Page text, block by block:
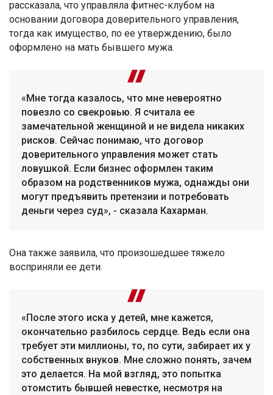
рассказала, что управляла фитнес-клубом на
основании договора доверительного управления,
тогда как имущество, по ее утверждению, было
оформлено на мать бывшего мужа.
«Мне тогда казалось, что мне невероятно
повезло со свекровью. Я считала ее
замечательной женщиной и не видела никаких
рисков. Сейчас понимаю, что договор
доверительного управления может стать
ловушкой. Если бизнес оформлен таким
образом на родственников мужа, однажды они
могут предъявить претензии и потребовать
деньги через суд», - сказала Кахарман.
Она также заявила, что произошедшее тяжело
восприняли ее дети.
«После этого иска у детей, мне кажется,
окончательно разбилось сердце. Ведь если она
требует эти миллионы, то, по сути, забирает их у
собственных внуков. Мне сложно понять, зачем
это делается. На мой взгляд, это попытка
отомстить бывшей невестке, несмотря на